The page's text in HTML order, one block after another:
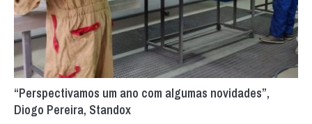
“Perspectivamos um ano com algumas novidades”,
Diogo Pereira, Standox